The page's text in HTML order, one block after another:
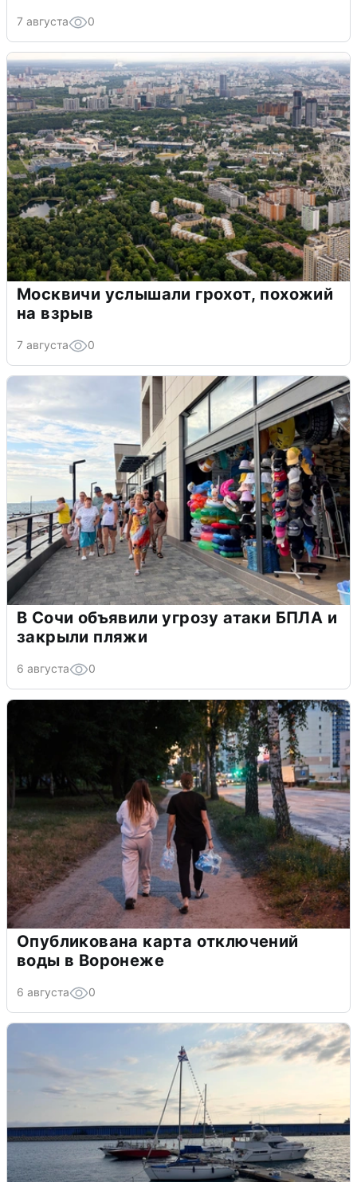
7 августа 0
Москвичи услышали грохот, похожий
на взрыв
7 августа 0
В Сочи объявили угрозу атаки БПЛА и
закрыли пляжи
6 августа 0
Опубликована карта отключений
воды в Воронеже
6 августа 0